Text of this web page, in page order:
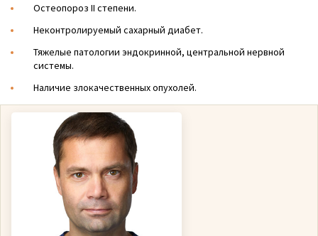
Остеопороз II степени.
Неконтролируемый сахарный диабет.
Тяжелые патологии эндокринной, центральной нервной
системы.
Наличие злокачественных опухолей.